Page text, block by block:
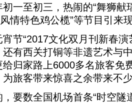
一至初三，热闹的“舞狮献
情特色鸡公榄”等节目引来
“2017文化双月刊新春演
有西关打铜等非遗艺术与
归家路上6000多名旅客免
旅客带来惊喜之余带来不
数全国机场首条“时空隧